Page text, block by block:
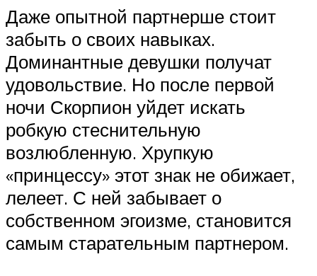
Даже опытной партнерше стоит
забыть о своих навыках.
Доминантные девушки получат
удовольствие. Но после первой
ночи Скорпион уйдет искать
робкую стеснительную
возлюбленную. Хрупкую
«принцессу» этот знак не обижает,
лелеет. С ней забывает о
собственном эгоизме, становится
самым старательным партнером.